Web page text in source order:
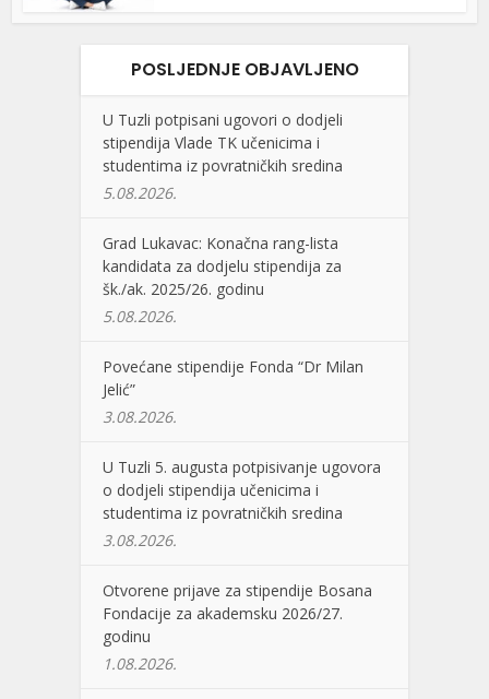
POSLJEDNJE OBJAVLJENO
U Tuzli potpisani ugovori o dodjeli
stipendija Vlade TK učenicima i
studentima iz povratničkih sredina
5.08.2026.
Grad Lukavac: Konačna rang-lista
kandidata za dodjelu stipendija za
šk./ak. 2025/26. godinu
5.08.2026.
Povećane stipendije Fonda “Dr Milan
Jelić”
3.08.2026.
U Tuzli 5. augusta potpisivanje ugovora
o dodjeli stipendija učenicima i
studentima iz povratničkih sredina
3.08.2026.
Otvorene prijave za stipendije Bosana
Fondacije za akademsku 2026/27.
godinu
1.08.2026.